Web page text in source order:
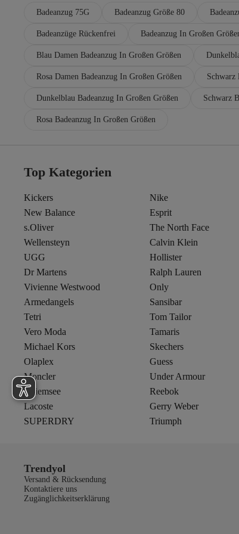
Badeanzug 75G Badeanzug Größe 80
Badeanzüge Rückenfrei Badeanzug In Großen
Blau Damen Badeanzug In Großen Größen
Rosa Damen Badeanzug In Großen Größen Schwarz
Dunkelblau Badeanzug In Großen Größen Schwarz
Rosa Badeanzug In Großen Größen
Top Kategorien
Kickers Nike
New Balance
Esprit
s.Oliver
The North Face
Wellensteyn
Calvin Klein
UGG
Hollister
Dr Martens
Ralph Lauren
Vivienne Westwood
Only
Armedangels
Sansibar
Tetri
Tom Tailor
Vero Moda
Tamaris
Michael Kors
Skechers
Olaplex
Guess
Moncler
Under Armour
Chiemsee
Reebok
Lacoste
Gerry Weber
SUPERDRY
Triumph
Trendyol
Versand & Rücksendung
Kontaktiere uns
Zugänglichkeitserklärung